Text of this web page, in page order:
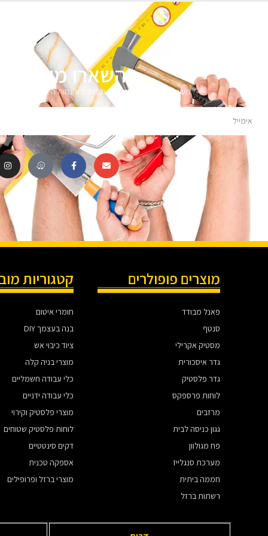
השארו
מעוניינים לקבל עדכונים על מבצעים והנחות הירשמו
מוצרים פופולרים
פאנל מבודד
סנטף
מסטיק אקרילי
גדר איסכורית
גדר פלסטיק
לוחות פרספקס
מרזבים
גגון כניסה לבית
פח מגולוון
מערכת סנגלייז
חממה ביתית
רשתות ברזל
קטגוריות
חומרי איטום
בנה בעצמך DIY
ציוד כיבוי אש
מוצרי בניה קלה
כלי עבודה חשמליים
כלי עבודה ידניים
מוצרי פלסטיק וקירוי
לוחות פלסטיק שטוחים
דקים סינטטיים
אספקה טכנית
מוצרי ברזל ופרופילים